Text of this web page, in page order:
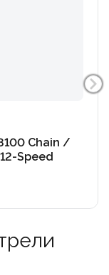
Chain /
Speed